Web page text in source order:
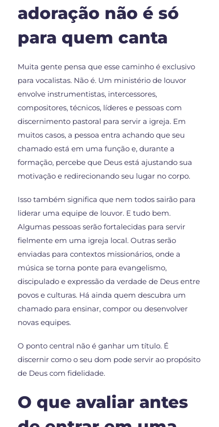
adoração não é só
para quem canta
Muita gente pensa que esse caminho é exclusivo
para vocalistas. Não é. Um ministério de louvor
envolve instrumentistas, intercessores,
compositores, técnicos, líderes e pessoas com
discernimento pastoral para servir a igreja. Em
muitos casos, a pessoa entra achando que seu
chamado está em uma função e, durante a
formação, percebe que Deus está ajustando sua
motivação e redirecionando seu lugar no corpo.
Isso também significa que nem todos sairão para
liderar uma equipe de louvor. E tudo bem.
Algumas pessoas serão fortalecidas para servir
fielmente em uma igreja local. Outras serão
enviadas para contextos missionários, onde a
música se torna ponte para evangelismo,
discipulado e expressão da verdade de Deus entre
povos e culturas. Há ainda quem descubra um
chamado para ensinar, compor ou desenvolver
novas equipes.
O ponto central não é ganhar um título. É
discernir como o seu dom pode servir ao propósito
de Deus com fidelidade.
O que avaliar antes